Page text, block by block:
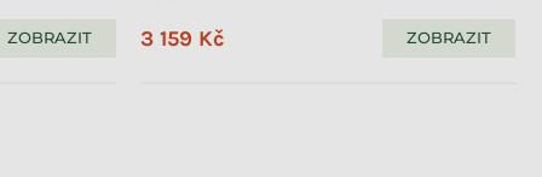
ZOBRAZIT 3 159 Kč ZOBRAZIT